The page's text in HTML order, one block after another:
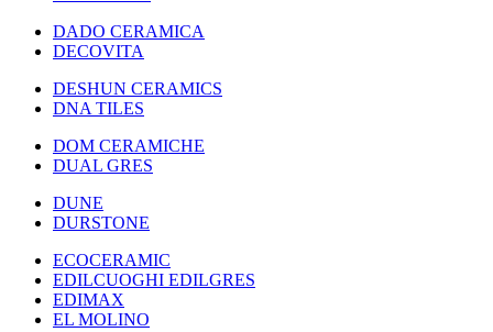
DADO CERAMICA
DECOVITA
DESHUN CERAMICS
DNA TILES
DOM CERAMICHE
DUAL GRES
DUNE
DURSTONE
ECOCERAMIC
EDILCUOGHI EDILGRES
EDIMAX
EL MOLINO